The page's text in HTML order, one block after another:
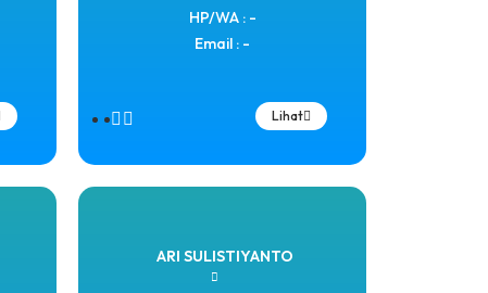
HP/WA : -
Email : -
Lihat
ARI SULISTIYANTO